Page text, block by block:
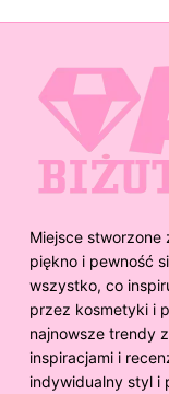
Miejsce stworzone
piękno i pewność
wszystko, co
przez kosmetyki i
najnowsze trendy
inspiracjami i
indywidualny styl i